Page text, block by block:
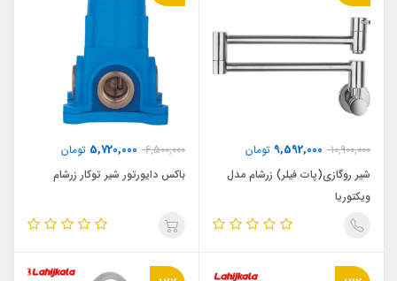
10,900,000
9,592,000 تومان
شیر روگازی(پات فیلر) زرشام مدل
ویکتوریا
6,500,000
5,720,000 تومان
باکس دایورتور شیر توکار زرشام